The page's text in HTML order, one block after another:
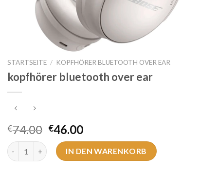
STARTSEITE / KOPFHÖRER BLUETOOTH OVER EAR
kopfhörer bluetooth over ear
€74.00 €46.00
kopfhörer bluetooth over ear Menge
IN DEN WARENKORB